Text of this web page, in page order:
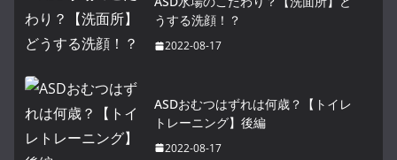
うする洗顔！？
2022-08-17
ASDおむつはずれは何歳？【トイレ
トレーニング】後編
2022-08-17